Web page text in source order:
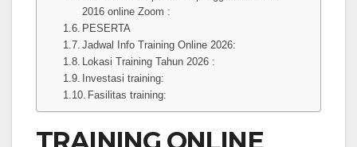
2016 online Zoom :
PESERTA
Jadwal Info Training Online 2026:
Lokasi Training Tahun 2026 :
Investasi training:
Fasilitas training: